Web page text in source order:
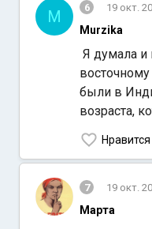
M 6 19 окт.
Murzika
Я думала и
были в
возраста,
Нравится
7 19 окт.
Марта